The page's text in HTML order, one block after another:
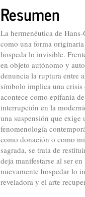
artículo
Resumen
La hermenéutica de
como una forma
hospeda lo invisible.
en objeto autónomo y
denuncia la ruptura entre
símbolo implica una crisis
acontece como epifanía
interrupción en la
una suspensión que
fenomenología
como donación o como
sagrada, se trata de
deja manifestarse al ser
nuevamente hospedar lo
reveladora y el arte